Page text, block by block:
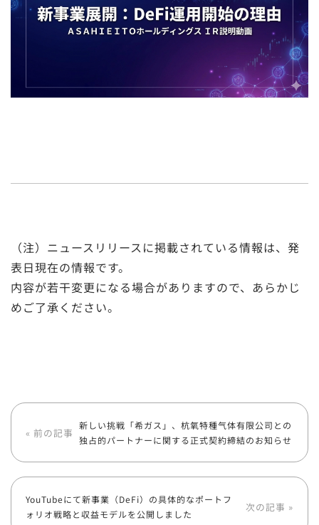
（注）ニュースリリースに掲載されている情報は、発
表日現在の情報です。
内容が若干変更になる場合がありますので、あらかじ
めご了承ください。
« 前の記事
新しい挑戦「希ガス」、杭氧特種气体有限公司との
独占的パートナーに関する正式契約締結のお知らせ
YouTubeにて新事業（DeFi）の具体的なポートフ
ォリオ戦略と収益モデルを公開しました
次の記事 »